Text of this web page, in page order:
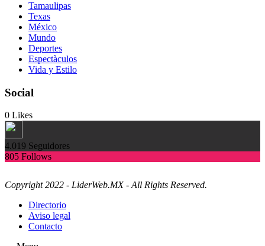
Tamaulipas
Texas
México
Mundo
Deportes
Espectàculos
Vida y Estilo
Social
0 Likes
4.019 Seguidores
805 Follows
Copyright 2022 - LiderWeb.MX - All Rights Reserved.
Directorio
Aviso legal
Contacto